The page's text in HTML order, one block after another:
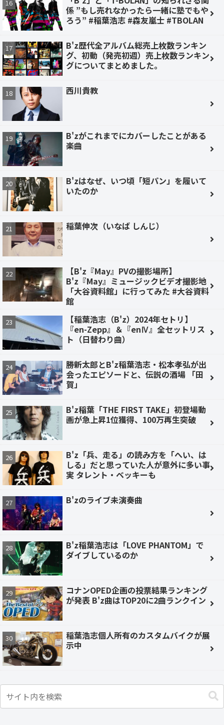
係 ”もし売れなかったら一緒に塾でもや
ろう” #稲葉浩志 #森友嵐士 #TBOLAN
B'z歴代全アルバム総売上枚数ランキン
グ、初動（発売初週）売上枚数ランキン
グについてまとめました。
西川貴教
B'zがこれまでにカバーしたことがある
楽曲
B'zはなぜ、いつ頃「短パン」を履いて
いたのか
稲葉伸次（いなば しんじ）
【B'z『May』PVの撮影場所】
B'z『May』ミュージックビデオ撮影地
「大谷資料館」に行ってみた #大谷資料
館
【稲葉浩志（B'z）2024年セトリ】
『en-Zepp』＆『enⅣ』全セットリス
ト（日替わり曲）
勝新太郎とB'z稲葉浩志・松本孝弘が出
会ったエピソードと、伝説の酒場 「田
賀」
B'z稲葉「THE FIRST TAKE」初登場動
画が急上昇1位獲得、100万再生突破
B'z「兵、走る」の読み方を「へい、は
しる」だと思っていた人が意外に多い事
実 タレント・ベッキーも
B'zのライブ未演奏曲
B'z稲葉浩志は「LOVE PHANTOM」で
ダイブしているのか
コナンOPED企画の投票結果ランキング
が発表 B'z曲はTOP20に2曲ランクイン
稲葉浩志個人所有のカスタムバイクが展
示中